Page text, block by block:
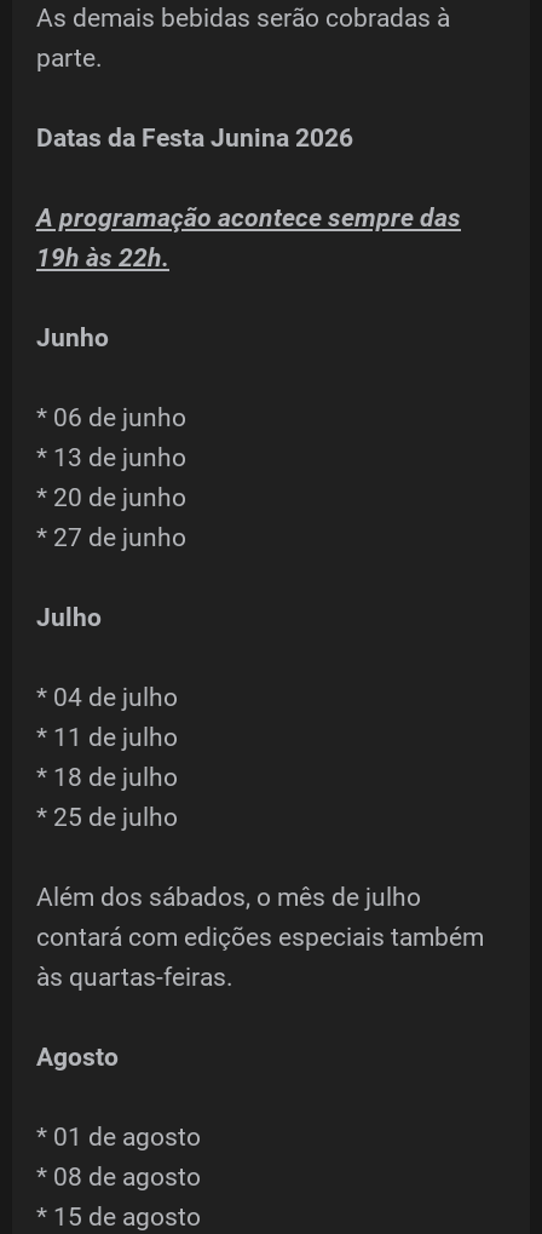
As demais bebidas serão cobradas à
parte.
Datas da Festa Junina 2026
A programação acontece sempre das
19h às 22h.
Junho
* 06 de junho
* 13 de junho
* 20 de junho
* 27 de junho
Julho
* 04 de julho
* 11 de julho
* 18 de julho
* 25 de julho
Além dos sábados, o mês de julho
contará com edições especiais também
às quartas-feiras.
Agosto
* 01 de agosto
* 08 de agosto
* 15 de agosto